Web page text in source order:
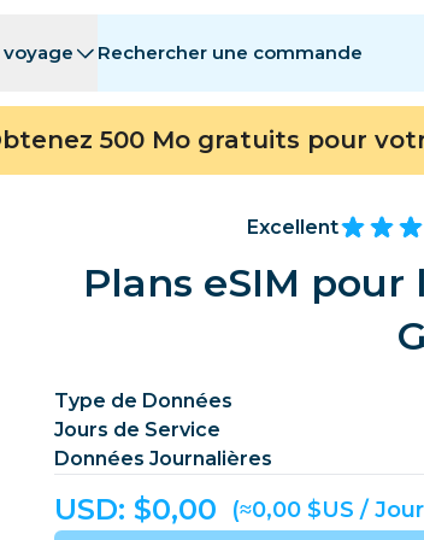
voyage Rechercher une commande
Andorre
Bermudes Bosnie-Herzégovine
Costa Rica
Danemark Dominique
Europe
500 Mo gratuits pour
Excellent
Plans eSIM pour
Type de Données
Jours de Service
Données Journalières
USD: $0,00 (≈0,00 $US /